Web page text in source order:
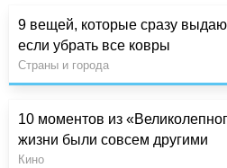
9 вещей, которые сразу
если убрать все ковры
Страны и города
10 моментов из
жизни были совсем другими
Кино